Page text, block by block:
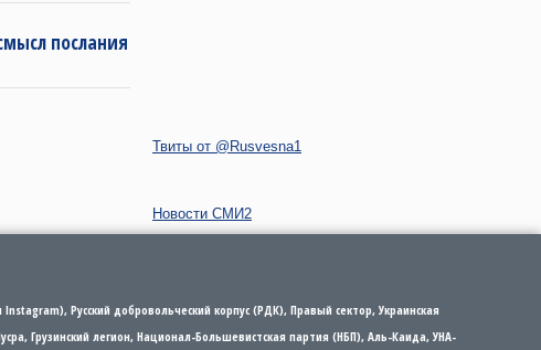
послания
Твиты от @Rusvesna1
Новости СМИ2
Русский добровольческий корпус (РДК), Правый сектор, Украинская
Грузинский легион, Национал-Большевистская партия (НБП), Аль-Каида, УНА-